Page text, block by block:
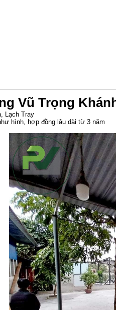
Vũ Trọng
Lạch Tray
hình, hợp đồng lâu dài từ 3 năm